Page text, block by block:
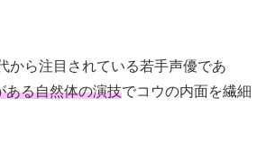
から注目されている若手声優であ
ある自然体の演技でコウの内面を繊細